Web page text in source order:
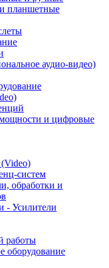
планшетные
аудио-видео)
и цифровые
систем
обработки и
- Усилители
работы
оборудование